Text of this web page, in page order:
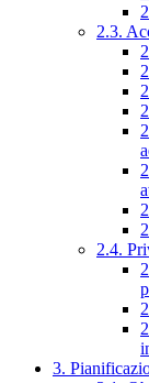
2.3.
2.4.
3.